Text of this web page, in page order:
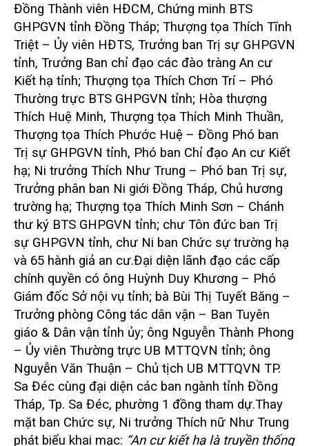
Đồng Thành viên HĐCM, Chứng minh BTS
GHPGVN tỉnh Đồng Tháp; Thượng tọa Thích Tĩnh
Triệt – Ủy viên HĐTS, Trưởng ban Trị sự GHPGVN
tỉnh, Trưởng Ban chỉ đạo các đào tràng An cư
Kiết hạ tỉnh; Thượng tọa Thích Chơn Trí – Phó
Thường trực BTS GHPGVN tỉnh; Hòa thượng
Thích Huệ Minh, Thượng tọa Thích Minh Thuần,
Thượng tọa Thích Phước Huệ – Đồng Phó ban
Trị sự GHPGVN tỉnh, Phó ban Chỉ đạo An cư Kiết
hạ; Ni trưởng Thích Như Trung – Phó ban Trị sự,
Trưởng phân ban Ni giới Đồng Tháp, Chủ hương
trường hạ; Thượng tọa Thích Minh Sơn – Chánh
thư ký BTS GHPGVN tỉnh; chư Tôn đức ban Trị
sự GHPGVN tỉnh, chư Ni ban Chức sự trường hạ
và 65 hành giả an cư.Đại diện lãnh đạo các cấp
chính quyền có ông Huỳnh Duy Khương – Phó
Giám đốc Sở nội vụ tỉnh; bà Bùi Thị Tuyết Băng –
Trưởng phòng Công tác dân vận – Ban Tuyên
giáo & Dân vận tỉnh ủy; ông Nguyễn Thành Phong
– Ủy viên Thường trực UB MTTQVN tỉnh; ông
Nguyễn Văn Thuận – Chủ tịch UB MTTQVN TP.
Sa Đéc cùng đại diện các ban ngành tỉnh Đồng
Tháp, Tp. Sa Đéc, phường 1 đồng tham dự.Thay
mặt ban Chức sự, Ni trưởng Thích nữ Như Trung
phát biểu khai mạc: “An cư kiết hạ là truyền thống